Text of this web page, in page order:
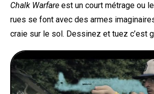
Chalk Warfare est un court métrage ou
rues se font avec des armes
craie sur le sol. Dessinez et tuez c’est